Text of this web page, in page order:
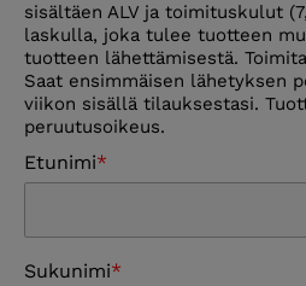
sisältäen ALV ja toimituskulut
laskulla, joka tulee tuotteen
tuotteen lähettämisestä.
Saat ensimmäisen lähetyksen
viikon sisällä tilauksestasi.
peruutusoikeus.
Etunimi
Sukunimi